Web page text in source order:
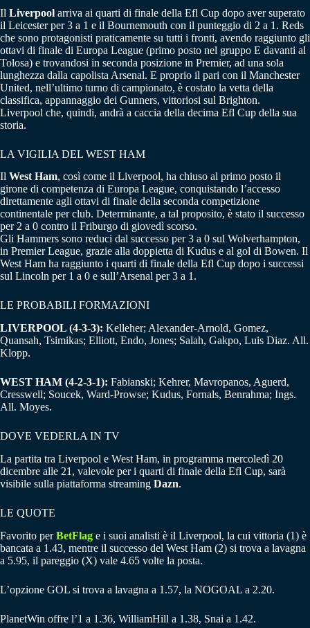
Il Liverpool arriva ai quarti di finale della Efl Cup dopo aver superato
il Leicester per 3 a 1 e il Bournemouth con il punteggio di 2 a 1. Reds
che sono protagonisti praticamente su tutti i fronti, avendo raggiunto gli
ottavi di finale di Europa League (primo posto nel gruppo E davanti al
Tolosa) e trovandosi in seconda posizione in Premier, ad una sola
lunghezza dalla capolista Arsenal. E proprio il pari con il Manchester
United, nell’ultimo turno di campionato, è costato la vetta della
classifica, appannaggio dei Gunners, vittoriosi sul Brighton.
Liverpool che, quindi, andrà a caccia della decima Efl Cup della sua
storia.
LA VIGILIA DEL WEST HAM
Il West Ham, così come il Liverpool, ha chiuso al primo posto il
girone di competenza di Europa League, conquistando l’accesso
direttamente agli ottavi di finale della seconda competizione
continentale per club. Determinante, a tal proposito, è stato il successo
per 2 a 0 contro il Friburgo di giovedì scorso.
Gli Hammers sono reduci dal successo per 3 a 0 sul Wolverhampton,
in Premier League, grazie alla doppietta di Kudus e al gol di Bowen. Il
West Ham ha raggiunto i quarti di finale della Efl Cup dopo i successi
sul Lincoln per 1 a 0 e sull’Arsenal per 3 a 1.
LE PROBABILI FORMAZIONI
LIVERPOOL (4-3-3): Kelleher; Alexander-Arnold, Gomez,
Quansah, Tsimikas; Elliott, Endo, Jones; Salah, Gakpo, Luis Diaz. All.
Klopp.
WEST HAM (4-2-3-1): Fabianski; Kehrer, Mavropanos, Aguerd,
Cresswell; Soucek, Ward-Prowse; Kudus, Fornals, Benrahma; Ings.
All. Moyes.
DOVE VEDERLA IN TV
La partita tra Liverpool e West Ham, in programma mercoledì 20
dicembre alle 21, valevole per i quarti di finale della Efl Cup, sarà
visibile sulla piattaforma streaming Dazn.
LE QUOTE
Favorito perBetFlag e i suoi analisti è il Liverpool, la cui vittoria (1) è
bancata a 1.43, mentre il successo del West Ham (2) si trova a lavagna
a 5.95, il pareggio (X) vale 4.65 volte la posta.
L’opzione GOL si trova a lavagna a 1.57, la NOGOAL a 2.20.
PlanetWin offre l’1 a 1.36, WilliamHill a 1.38, Snai a 1.42.